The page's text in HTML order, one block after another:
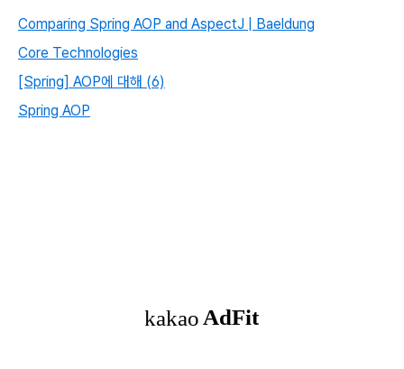
Comparing Spring AOP and AspectJ | Baeldung
Core Technologies
[Spring] AOP에 대해 (6)
Spring AOP